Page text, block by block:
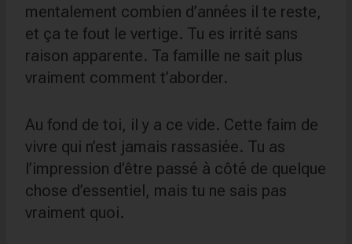
mentalement combien d’années il te reste,
et ça te fout le vertige. Tu es irrité sans
raison apparente. Ta famille ne sait plus
vraiment comment t’aborder.
Au fond de toi, il y a ce vide. Cette faim de
vivre qui n’est jamais rassasiée. Tu as
l’impression d’être passé à côté de quelque
chose d’essentiel, mais tu ne sais pas
vraiment quoi.